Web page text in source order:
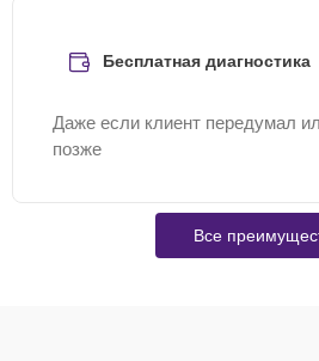
Бесплатная диагностика
Даже если клиент передумал
позже
Все